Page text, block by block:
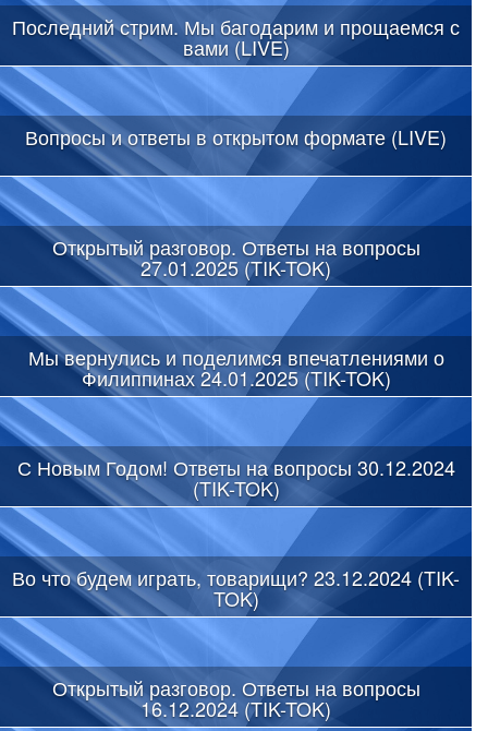
Последний стрим. Мы багодарим и прощаемся с
вами (LIVE)
Вопросы и ответы в открытом формате (LIVE)
Открытый разговор. Ответы на вопросы
27.01.2025 (TIK-TOK)
Мы вернулись и поделимся впечатлениями о
Филиппинах 24.01.2025 (TIK-TOK)
С Новым Годом! Ответы на вопросы 30.12.2024
(TIK-TOK)
Во что будем играть, товарищи? 23.12.2024 (TIK-
TOK)
Открытый разговор. Ответы на вопросы
16.12.2024 (TIK-TOK)